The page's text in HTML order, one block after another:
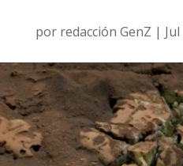
por redacción GenZ |